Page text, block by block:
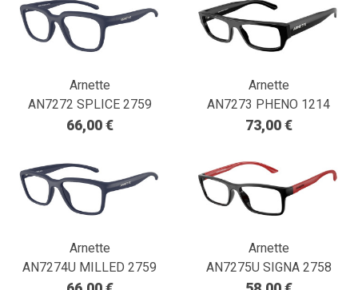
Arnette
AN7272 SPLICE 2759
66,00 €
Arnette
AN7273 PHENO 1214
73,00 €
Arnette
AN7274U MILLED 2759
Arnette
AN7275U SIGNA 2758